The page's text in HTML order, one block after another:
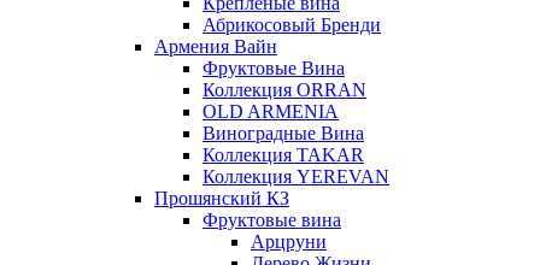
Абрикосовый Бренди
Армения Вайн
Фруктовые Вина
Коллекция ORRAN
OLD ARMENIA
Виноградные Вина
Коллекция TAKAR
Коллекция YEREVAN
Прошянский КЗ
Фруктовые вина
Арцруни